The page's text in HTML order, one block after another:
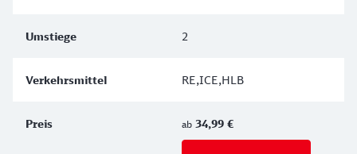
2
RE,ICE,HLB
ab 34,99 €